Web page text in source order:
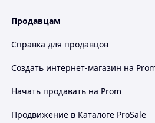
от 0 до 9;
Продавцам
Справка для продавцов
Создать интернет-магазин на
Начать продавать на Prom
Продвижение в Каталоге ProSale